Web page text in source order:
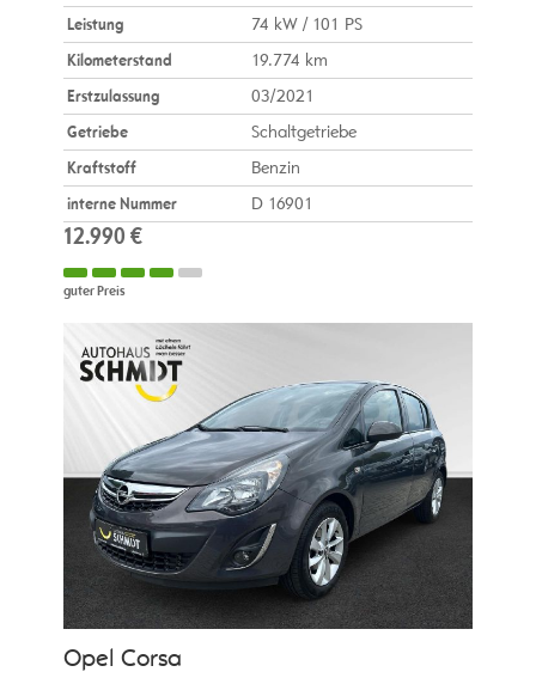
Leistung
74 kW / 101 PS
Kilometerstand
19.774 km
Erstzulassung
03/2021
Getriebe
Schaltgetriebe
Kraftstoff
Benzin
interne Nummer
D 16901
12.990 €
guter Preis
Opel Corsa